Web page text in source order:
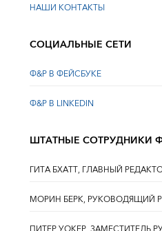
НАШИ КОНТАКТЫ
СОЦИАЛЬНЫЕ СЕТИ
Ф&Р В ФЕЙСБУКЕ
Ф&Р В LINKEDIN
ШТАТНЫЕ СОТРУДНИКИ
ГИТА БХАТТ, ГЛАВНЫЙ
МОРИН БЕРК, РУКОВОДЯЩИЙ